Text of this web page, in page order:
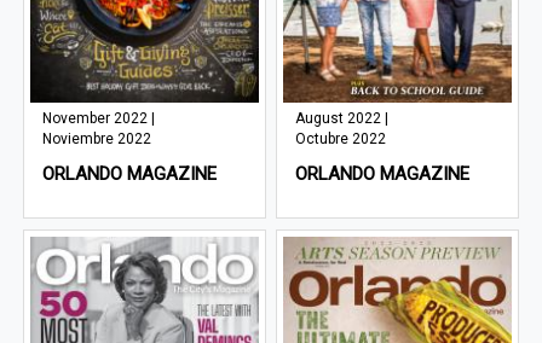
November 2022 |
Noviembre 2022
ORLANDO MAGAZINE
August 2022 |
Octubre 2022
ORLANDO MAGAZINE